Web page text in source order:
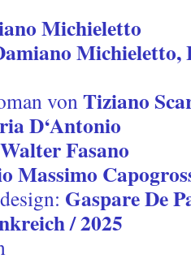
Michieletto
Michieletto,
vonTiziano
D‘Antonio
Walter Fasano
Massimo
Gaspare De
/ 2025